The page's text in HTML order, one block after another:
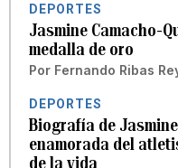
DEPORTES
Jasmine Camacho-
medalla de oro
Por Fernando Ribas
DEPORTES
Biografía de
enamorada del
de la vida